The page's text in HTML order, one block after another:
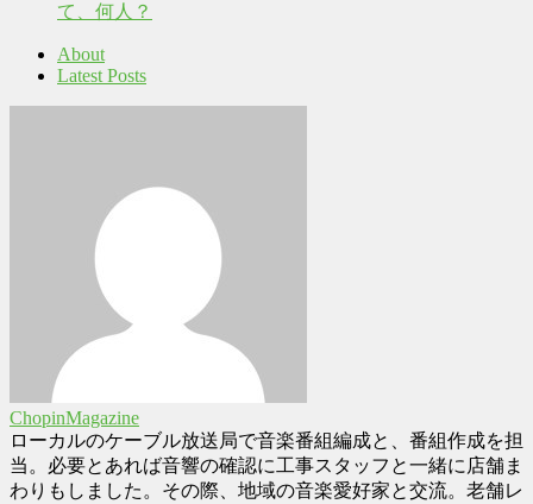
て、何人？
About
Latest Posts
ChopinMagazine
ローカルのケーブル放送局で音楽番組編成と、番組作成を担
当。必要とあれば音響の確認に工事スタッフと一緒に店舗ま
わりもしました。その際、地域の音楽愛好家と交流。老舗レ